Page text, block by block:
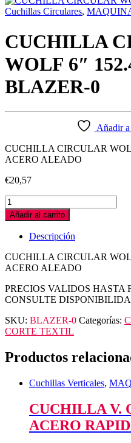
Cuchillas Circulares,
CUCHILLA
WOLF 6″
BLAZER-0
Añadir a
CUCHILLA CIRCULAR
ACERO ALEADO
€20,57
CUCHILLA
CIRCULAR
WOLF
mm
WS
0
quantity
Añadir al carrito
Descripción
CUCHILLA CIRCULAR
ACERO ALEADO
PRECIOS VALIDOS HASTA
CONSULTE
SKU: BLAZER-0 Categorías:
CORTE TEXTIL
Productos
Cuchillas Verticales,
CUCHILLA V.
ACERO